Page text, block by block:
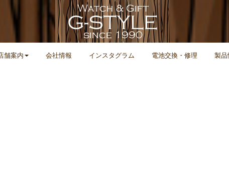
舗案内 会社情報 インスタグラム 電池交換・修理 製品